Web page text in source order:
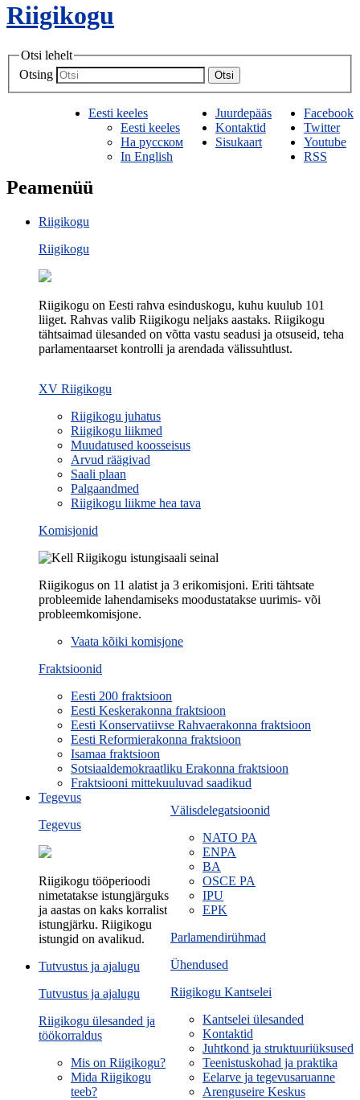
Riigikogu
Otsi lehelt
Otsing
Otsi
Facebook
Twitter
Youtube
RSS
Juurdepääs
Kontaktid
Sisukaart
Eesti keeles
Eesti keeles
На русском
In English
Peamenüü
Riigikogu
Riigikogu
Riigikogu on Eesti rahva esinduskogu, kuhu kuulub 101
liiget. Rahvas valib Riigikogu neljaks aastaks. Riigikogu
tähtsaimad ülesanded on võtta vastu seadusi ja otsuseid, teha
parlamentaarset kontrolli ja arendada välissuhtlust.
XV Riigikogu
Riigikogu juhatus
Riigikogu liikmed
Muudatused koosseisus
Arvud räägivad
Saali plaan
Palgaandmed
Riigikogu liikme hea tava
Komisjonid
Riigikogus on 11 alatist ja 3 erikomisjoni. Eriti tähtsate
probleemide lahendamiseks moodustatakse uurimis- või
probleemkomisjone.
Vaata kõiki komisjone
Fraktsioonid
Eesti 200 fraktsioon
Eesti Keskerakonna fraktsioon
Eesti Konservatiivse Rahvaerakonna fraktsioon
Eesti Reformierakonna fraktsioon
Isamaa fraktsioon
Sotsiaaldemokraatliku Erakonna fraktsioon
Fraktsiooni mittekuuluvad saadikud
Välisdelegatsioonid
NATO PA
ENPA
BA
OSCE PA
IPU
EPK
Parlamendirühmad
Ühendused
Riigikogu Kantselei
Kantselei ülesanded
Kontaktid
Juhtkond ja struktuuriüksused
Teenistuskohad ja praktika
Eelarve ja tegevusaruanne
Arenguseire Keskus
Tegevus
Tegevus
Riigikogu tööperioodi
nimetatakse istungjärguks
ja aastas on kaks korralist
istungjärku. Riigikogu
istungid on avalikud.
Tutvustus ja ajalugu
Tutvustus ja ajalugu
Riigikogu ülesanded ja
töökorraldus
Mis on Riigikogu?
Mida Riigikogu
teeb?